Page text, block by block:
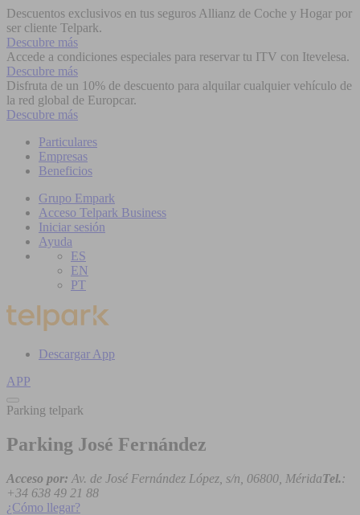
Descuentos exclusivos en tus seguros Allianz de Coche y Hogar por
ser cliente Telpark.
Descubre más
Accede a condiciones especiales para reservar tu ITV con Itevelesa.
Descubre más
Disfruta de un 10% de descuento para alquilar cualquier vehículo de
la red global de Europcar.
Descubre más
Particulares
Empresas
Beneficios
Grupo Empark
Acceso Telpark Business
Iniciar sesión
Ayuda
ES
EN
PT
Descargar App
APP
Parking telpark
Parking José Fernández
Acceso por: Av. de José Fernández López, s/n, 06800, MéridaTel.:
+34 638 49 21 88
¿Cómo llegar?